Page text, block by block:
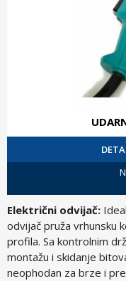
Električni odvijač:
odvijač pruža vrhunsku
profila. Sa kontrolnim
montažu i skidanje
neophodan za brze i